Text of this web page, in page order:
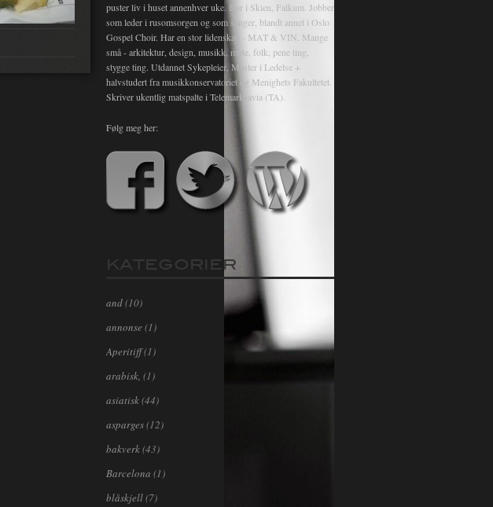
puster liv i huset annenhver uke. Bor i Skien, Falkum. Jobber
som leder i rusomsorgen og som sanger, blandt annet i Oslo
Gospel Choir. Har en stor lidenskap - MAT & VIN. Mange
små - arkitektur, design, musikk, mote, folk, pene ting,
stygge ting. Utdannet Sykepleier, Master i Ledelse +
halvstudert fra musikkonservatoriet og Menighets Fakultetet.
Skriver ukentlig matspalte i Telemarksavia (TA).
Følg meg her:
KATEGORIER
and(10)
annonse (1)
Aperitiff(1)
arabisk, (1)
asiatisk(44)
asparges(12)
bakverk(43)
Barcelona (1)
blåskjell(7)